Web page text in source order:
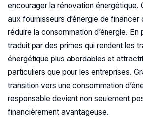
encourager la rénovation énergétique.
aux fournisseurs d’énergie de
réduire la consommation d’énergie. En
traduit par des primes qui rendent les
énergétique plus abordables et
particuliers que pour les entreprises.
transition vers une consommation
responsable devient non seulement
financièrement avantageuse.